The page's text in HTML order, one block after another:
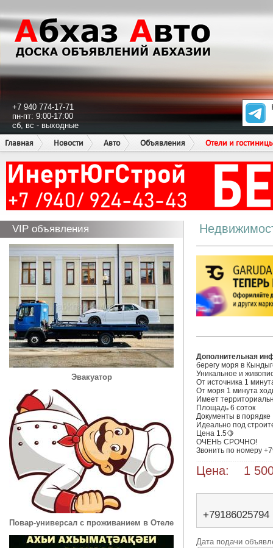
+7 940 774-17-71
пн-пт: 9:00-17:00
сб, вс - выходные
Главная
Новости Авто Объявления Отели и
VIP объявления
Эвакуатор
Повар-универсал с проживанием в Отеле
Дополнительная
берегу моря в
Уникальное и
От источника 1
От моря 1 минута
Имеет
Площадь 6 соток
Документы в порядке
Идеально под
Цена 1.5🍋
ОЧЕНЬ СРОЧНО!
Звонить по номеру
Цена: 1 500
+79186025794
Дата подачи